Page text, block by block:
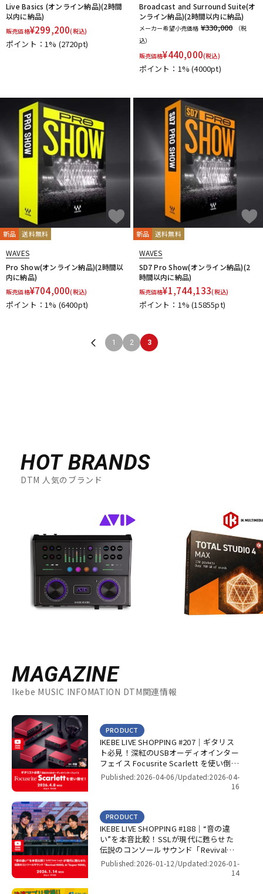
Live Basics (オンライン納品)(2時間
以内に納品)
販売価格¥299,200(税込)
ポイント：1% (2720pt)
Broadcast and Surround Suite(オ
ンライン納品)(2時間以内に納品)
メーカー希望小売価格 ¥330,000
（税
込）
販売価格¥440,000(税込)
ポイント：1%(4000pt)
新品 送料無料
WAVES
Pro Show(オンライン納品)(2時間以
内に納品)
販売価格¥704,000(税込)
ポイント：1% (6400pt)
新品 送料無料
WAVES
SD7 Pro Show(オンライン納品)(2
時間以内に納品)
販売価格¥1,744,133(税込)
ポイント：1%(15855pt)
1 2 3
HOT BRANDS
DTM 人気のブランド
MAGAZINE
Ikebe MUSIC INFOMATION DTM関連情報
IKEBE LIVE SHOPPING #207｜ギタリス
ト必見！深紅のUSBオーディオインター
フェイス Focusrite Scarlett を使い倒
せ！【presented by パワーレック】
PRODUCT
Published:2026-04-06/Updated:2026-04-
16
IKEBE LIVE SHOPPING #188｜“音の違
い”を本音比較！SSLが現代に甦らせた
伝説のコンソールサウンド「Revival
4000」＆「Super 9000」【presented
PRODUCT
Published:2026-01-12/Updated:2026-01-
14